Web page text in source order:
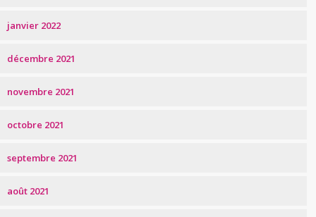
janvier 2022
décembre 2021
novembre 2021
octobre 2021
septembre 2021
août 2021